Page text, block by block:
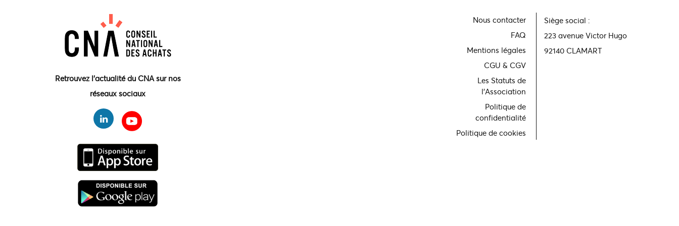
Retrouvez l'actualité du CNA sur nos
réseaux sociaux
Nous contacter
FAQ
Mentions légales
CGU & CGV
Les Statuts de
l'Association
Politique de
confidentialité
Politique de cookies
Siège social :
223 avenue Victor Hugo
92140 CLAMART